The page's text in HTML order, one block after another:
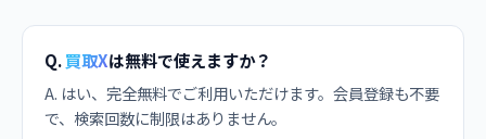
Q.買取Xは無料で使えますか？
A. はい、完全無料でご利用いただけます。会員登録も不要
で、検索回数に制限はありません。